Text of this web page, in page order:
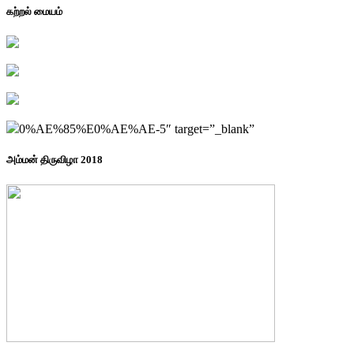
கற்றல் மையம்
0%AE%85%E0%AE%AE-5″ target=”_blank”
அம்மன் திருவிழா 2018